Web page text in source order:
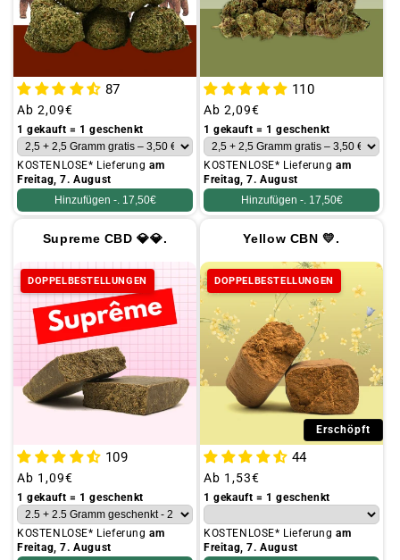
87
Üblicher
Preis
Ab 2,09€
1 gekauft = 1 geschenkt
KOSTENLOSE* Lieferungam
Freitag, 7. August
Hinzufügen -. 17,50€
110
Üblicher
Preis
Ab 2,09€
1 gekauft = 1 geschenkt
KOSTENLOSE* Lieferungam
Freitag, 7. August
Hinzufügen -. 17,50€
Supreme CBD 💎💎.
DOPPELBESTELLUNGEN
109
Üblicher
Preis
Ab 1,09€
1 gekauft = 1 geschenkt
KOSTENLOSE* Lieferungam
Freitag, 7. August
Yellow CBN 💛.
DOPPELBESTELLUNGEN
Erschöpft
44
Üblicher
Preis
Ab 1,53€
1 gekauft = 1 geschenkt
KOSTENLOSE* Lieferungam
Freitag, 7. August